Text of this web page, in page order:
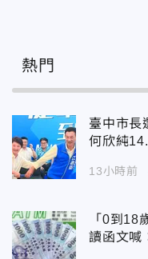
熱門
臺中市長
何欣純
13小時前
「0到18
讀函文喊